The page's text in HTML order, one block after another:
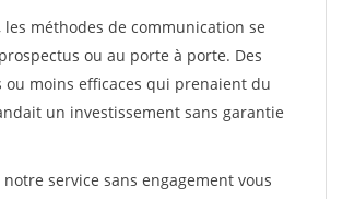
méthodes de communication se
ou au porte à porte. Des
ou moins efficaces qui prenaient du
un investissement sans garantie
service sans engagement vous